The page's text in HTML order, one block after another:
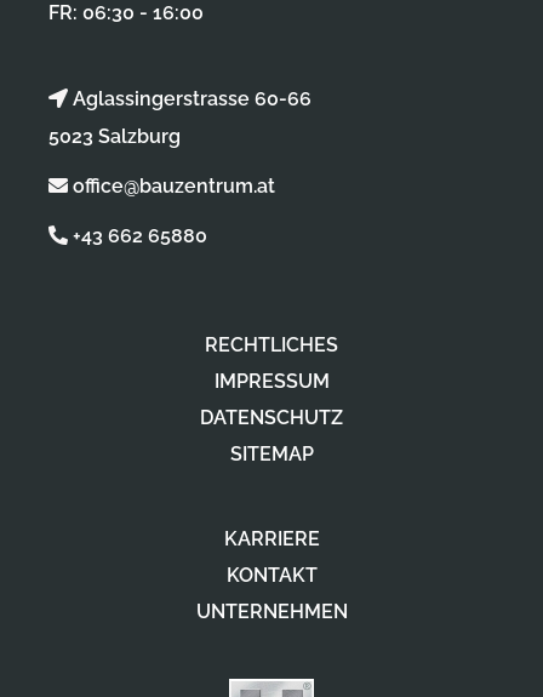
RECHTLICHES
IMPRESSUM
DATENSCHUTZ
SITEMAP
KARRIERE
KONTAKT
UNTERNEHMEN
Aglassingerstrasse 60-66
5023 Salzburg
office@bauzentrum.at
+43 662 65880
FR: 06:30 - 16:00